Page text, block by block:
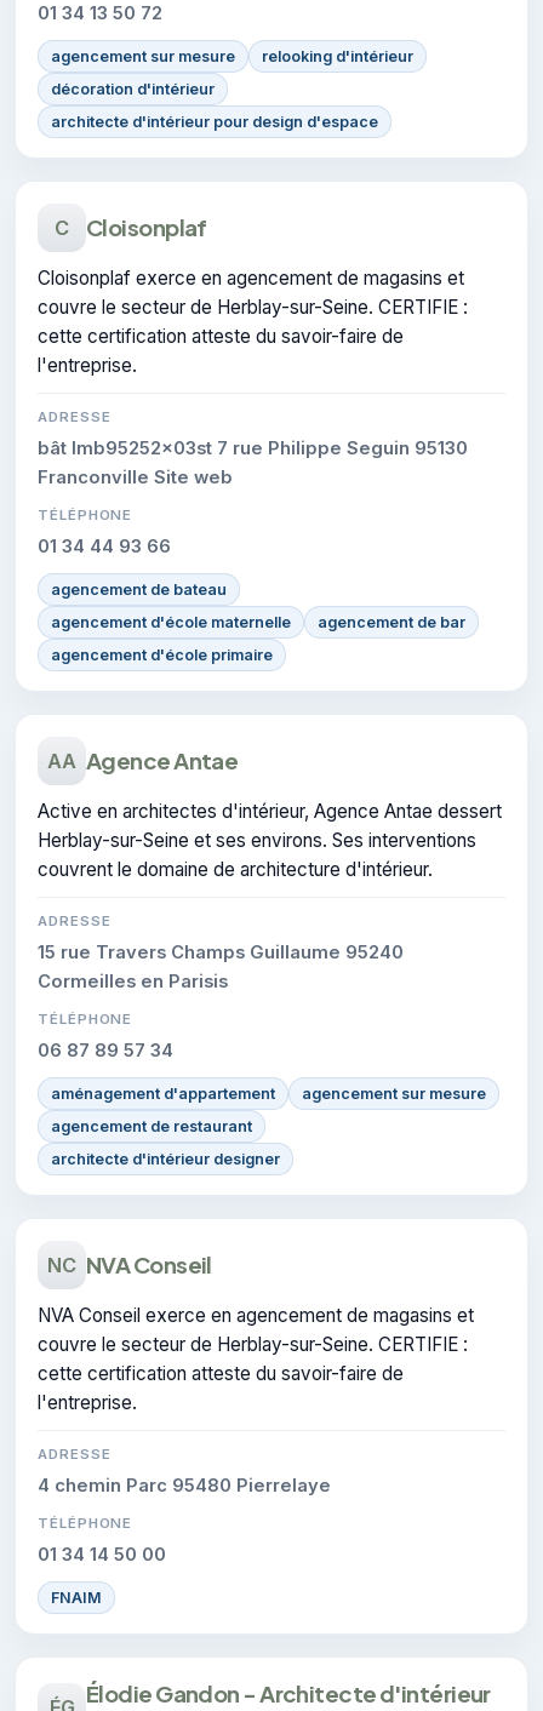
01 34 13 50 72
agencement sur mesure
relooking d'intérieur
décoration d'intérieur
architecte d'intérieur pour design d'espace
C Cloisonplaf
Cloisonplaf exerce en agencement de magasins et
couvre le secteur de Herblay-sur-Seine. CERTIFIE :
cette certification atteste du savoir-faire de
l'entreprise.
ADRESSE
bât Imb95252x03st 7 rue Philippe Seguin 95130
Franconville Site web
TÉLÉPHONE
01 34 44 93 66
agencement de bateau
agencement d'école maternelle
agencement de bar
agencement d'école primaire
AA Agence Antae
Active en architectes d'intérieur, Agence Antae dessert
Herblay-sur-Seine et ses environs. Ses interventions
couvrent le domaine de architecture d'intérieur.
ADRESSE
15 rue Travers Champs Guillaume 95240
Cormeilles en Parisis
TÉLÉPHONE
06 87 89 57 34
aménagement d'appartement
agencement sur mesure
agencement de restaurant
architecte d'intérieur designer
NC NVA Conseil
NVA Conseil exerce en agencement de magasins et
couvre le secteur de Herblay-sur-Seine. CERTIFIE :
cette certification atteste du savoir-faire de
l'entreprise.
ADRESSE
4 chemin Parc 95480 Pierrelaye
TÉLÉPHONE
01 34 14 50 00
FNAIM
Élodie Gandon - Architecte d'intérieur